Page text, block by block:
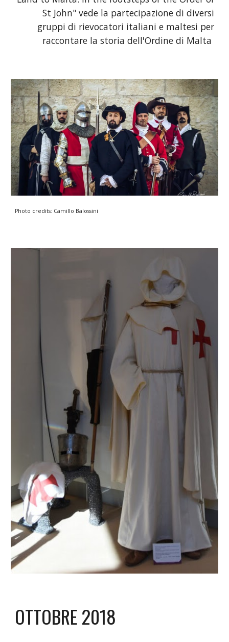
St John" vede la partecipazione di diversi
gruppi di rievocatori italiani e maltesi per
raccontare la storia dell'Ordine di Malta
Photo credits: Camillo Balossini
OTTOBRE 2018